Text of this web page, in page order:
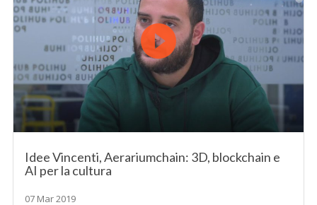
Idee Vincenti, Aerariumchain: 3D, blockchain e
AI per la cultura
07 Mar 2019